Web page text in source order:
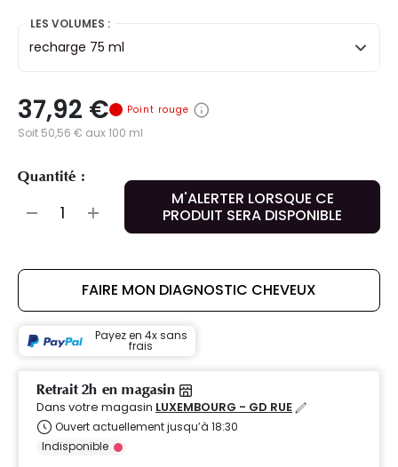
LES VOLUMES :
recharge 75 ml
37,92 € Point rouge
Soit 50,56 € aux 100 ml
Quantité :
M'ALERTER LORSQUE CE
PRODUIT SERA DISPONIBLE
FAIRE MON DIAGNOSTIC CHEVEUX
Payez en 4x sans
frais
Retrait 2h en magasin
Dans votre magasin LUXEMBOURG - GD RUE
Ouvert actuellement jusqu’à 18:30
Indisponible